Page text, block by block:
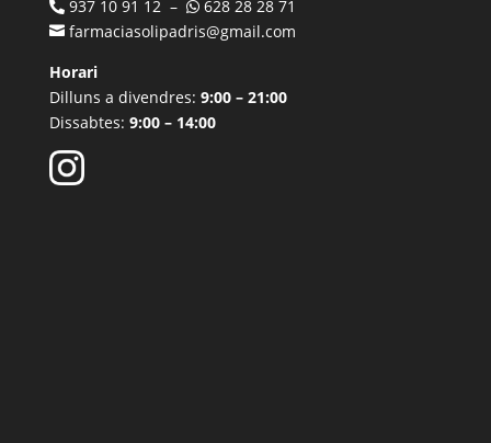
937 10 91 12 –
628 28 28 71
farmaciasolipadris@gmail.com
Horari
Dilluns a divendres: 9:00 – 21:00
Dissabtes: 9:00 – 14:00